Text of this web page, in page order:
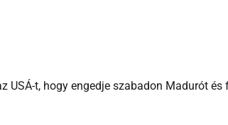
USÁ-t, hogy engedje szabadon Madurót és